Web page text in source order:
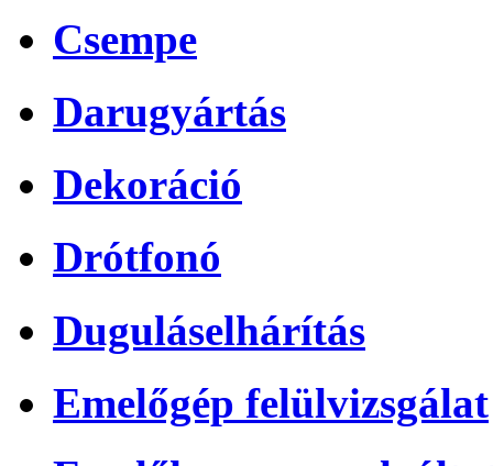
Csempe
Darugyártás
Dekoráció
Drótfonó
Duguláselhárítás
Emelőgép felülvizsgálat